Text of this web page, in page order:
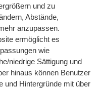
und zu
Abstände,
anzupassen.
ermöglicht es
wie
niedrige Sättigung und
hinaus können Benutzer
und Hintergründe mit über